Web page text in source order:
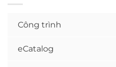
Công trình
eCatalog